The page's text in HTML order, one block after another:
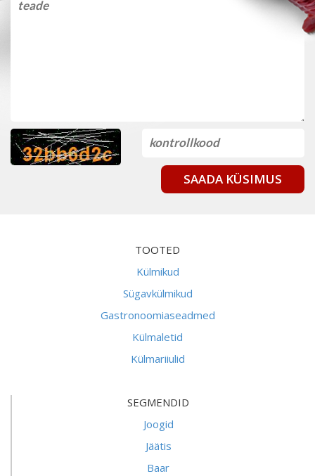
SAADA KÜSIMUS
TOOTED
Külmikud
Sügavkülmikud
Gastronoomiaseadmed
Külmaletid
Külmariiulid
SEGMENDID
Joogid
Jäätis
Baar